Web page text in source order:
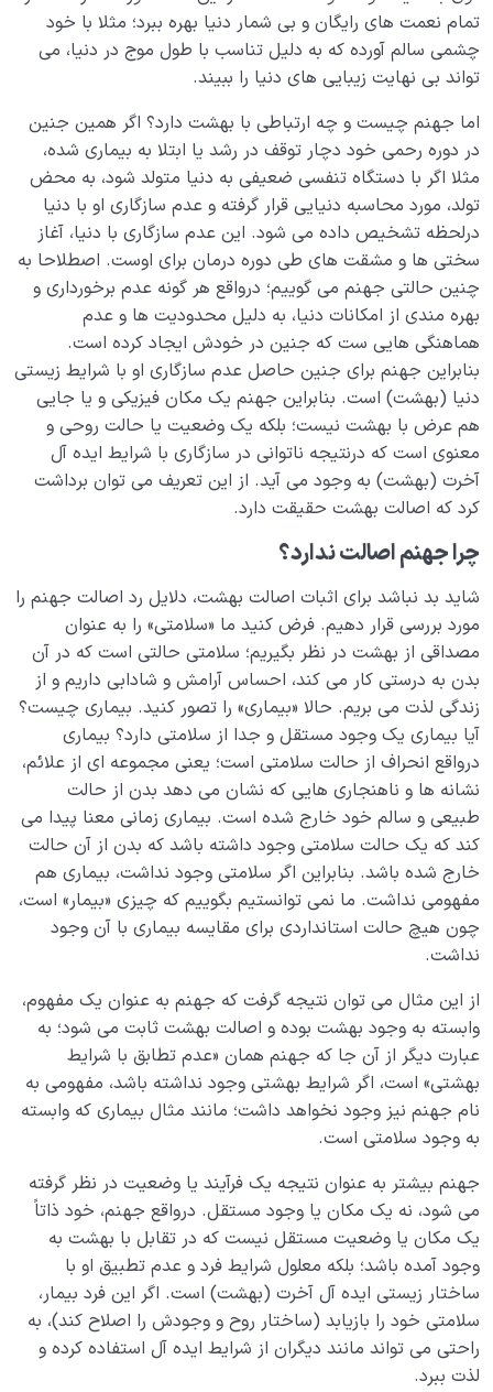
تمام نعمت های رایگان و بی شمار دنیا بهره ببرد؛ مثلا با خود
چشمی سالم آورده که به دلیل تناسب با طول موج در دنیا، می
تواند بی نهایت زیبایی های دنیا را ببیند.
اما جهنم چیست و چه ارتباطی با بهشت دارد؟ اگر همین جنین
در دوره رحمی خود دچار توقف در رشد یا ابتلا به بیماری شده،
مثلا اگر با دستگاه تنفسی ضعیفی به دنیا متولد شود، به محض
تولد، مورد محاسبه دنیایی قرار گرفته و عدم سازگاری او با دنیا
درلحظه تشخیص داده می شود. این عدم سازگاری با دنیا، آغاز
سختی ها و مشقت های طی دوره درمان برای اوست. اصطلاحا به
چنین حالتی جهنم می گوییم؛ درواقع هر گونه عدم برخورداری و
بهره مندی از امکانات دنیا، به دلیل محدودیت ها و عدم
هماهنگی هایی ست که جنین در خودش ایجاد کرده است.
بنابراین جهنم برای جنین حاصل عدم سازگاری او با شرایط زیستی
دنیا (بهشت) است. بنابراین جهنم یک مکان فیزیکی و یا جایی
هم عرض با بهشت نیست؛ بلکه یک وضعیت یا حالت روحی و
معنوی است که درنتیجه ناتوانی در سازگاری با شرایط ایده آل
آخرت (بهشت) به وجود می آید. از این تعریف می توان برداشت
کرد که اصالت بهشت حقیقت دارد.
چرا جهنم اصالت ندارد؟
شاید بد نباشد برای اثبات اصالت بهشت، دلایل رد اصالت جهنم را
مورد بررسی قرار دهیم. فرض کنید ما «سلامتی» را به عنوان
مصداقی از بهشت در نظر بگیریم؛ سلامتی حالتی است که در آن
بدن به درستی کار می کند، احساس آرامش و شادابی داریم و از
زندگی لذت می بریم. حالا «بیماری» را تصور کنید. بیماری چیست؟
آیا بیماری یک وجود مستقل و جدا از سلامتی دارد؟ بیماری
درواقع انحراف از حالت سلامتی است؛ یعنی مجموعه ای از علائم،
نشانه ها و ناهنجاری هایی که نشان می دهد بدن از حالت
طبیعی و سالم خود خارج شده است. بیماری زمانی معنا پیدا می
کند که یک حالت سلامتی وجود داشته باشد که بدن از آن حالت
خارج شده باشد. بنابراین اگر سلامتی وجود نداشت، بیماری هم
مفهومی نداشت. ما نمی توانستیم بگوییم که چیزی «بیمار» است،
چون هیچ حالت استانداردی برای مقایسه بیماری با آن وجود
نداشت.
از این مثال می توان نتیجه گرفت که جهنم به عنوان یک مفهوم،
وابسته به وجود بهشت بوده و اصالت بهشت ثابت می شود؛ به
عبارت دیگر از آن جا که جهنم همان «عدم تطابق با شرایط
بهشتی» است، اگر شرایط بهشتی وجود نداشته باشد، مفهومی به
نام جهنم نیز وجود نخواهد داشت؛ مانند مثال بیماری که وابسته
به وجود سلامتی است.
جهنم بیشتر به عنوان نتیجه یک فرآیند یا وضعیت در نظر گرفته
می شود، نه یک مکان یا وجود مستقل. درواقع جهنم، خود ذاتاً
یک مکان یا وضعیت مستقل نیست که در تقابل با بهشت به
وجود آمده باشد؛ بلکه معلول شرایط فرد و عدم تطبیق او با
ساختار زیستی ایده آل آخرت (بهشت) است. اگر این فرد بیمار،
سلامتی خود را بازیابد (ساختار روح و وجودش را اصلاح کند)، به
راحتی می تواند مانند دیگران از شرایط ایده آل استفاده کرده و
لذت ببرد.